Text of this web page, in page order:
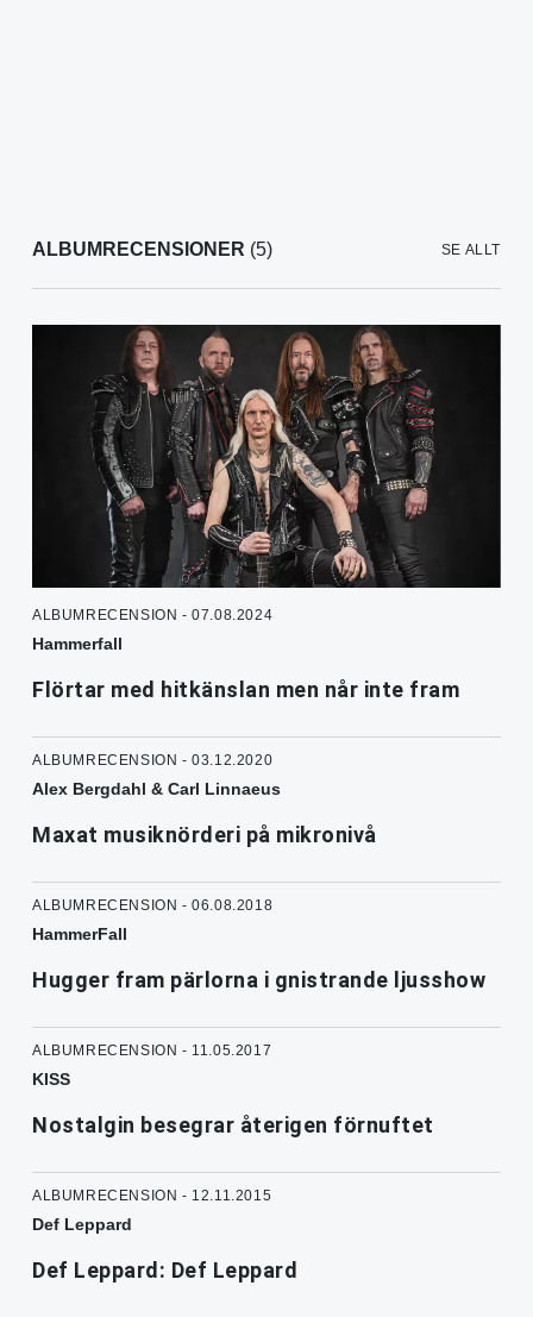
ALBUMRECENSIONER (5) SE ALLT
ALBUMRECENSION - 07.08.2024
Hammerfall
Flörtar med hitkänslan men når inte fram
ALBUMRECENSION - 03.12.2020
Alex Bergdahl & Carl Linnaeus
Maxat musiknörderi på mikronivå
ALBUMRECENSION - 06.08.2018
HammerFall
Hugger fram pärlorna i gnistrande ljusshow
ALBUMRECENSION - 11.05.2017
KISS
Nostalgin besegrar återigen förnuftet
ALBUMRECENSION - 12.11.2015
Def Leppard
Def Leppard: Def Leppard